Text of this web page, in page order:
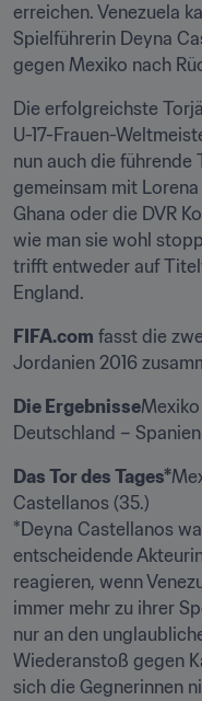
erreichen. Venezuela
Spielführerin Deyna
gegen Mexiko nach
Die erfolgreichste
U-17-Frauen-
nun auch die führende
gemeinsam mit
Ghana oder die DVR
wie man sie wohl
trifft entweder auf
England.
FIFA.com fasst die
Jordanien 2016
Die ErgebnisseMexiko
Deutschland – Spanien
Das Tor des Tages*
Castellanos (35.)
*Deyna Castellanos
entscheidende
reagieren, wenn
immer mehr zu ihrer
nur an den
Wiederanstoß gegen
sich die Gegnerinnen